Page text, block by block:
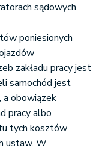
sądowych.
poniesionych
zakładu pracy jest
samochód jest
a obowiązek
pracy albo
tych kosztów
ustaw. W